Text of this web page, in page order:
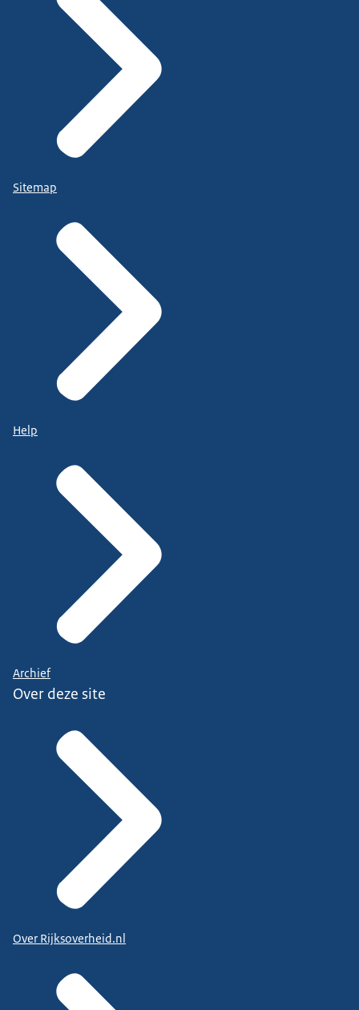
Sitemap
Help
Archief
Over deze site
Over Rijksoverheid.nl